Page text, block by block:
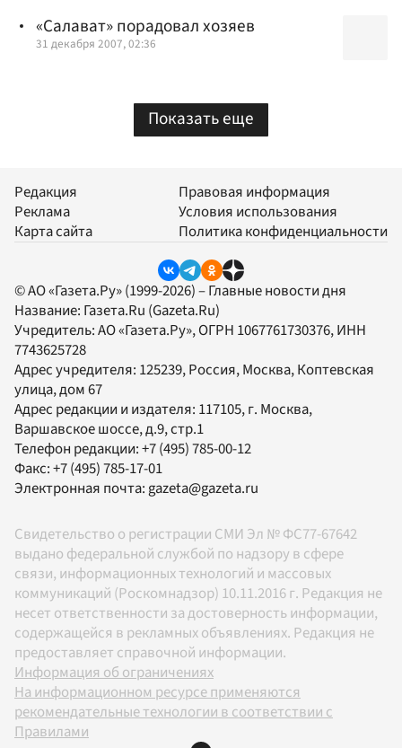
«Салават» порадовал хозяев
31 декабря 2007, 02:36
Показать еще
Редакция
Реклама
Карта сайта
Правовая информация
Условия использования
Политика конфиденциальности
© АО «Газета.Ру» (1999-2026) – Главные новости дня
Название: Газета.Ru (Gazeta.Ru)
Учредитель:АО «Газета.Ру», ОГРН 1067761730376, ИНН
7743625728
Адрес учредителя: 125239, Россия, Москва, Коптевская
улица, дом 67
Адрес редакции и издателя: 117105, г. Москва,
Варшавское шоссе, д.9, стр.1
Телефон редакции:+7 (495) 785-00-12
Факс:+7 (495) 785-17-01
Электронная почта:gazeta@gazeta.ru
Свидетельство о регистрации СМИ Эл № ФС77-67642
выдано федеральной службой по надзору в сфере
связи, информационных технологий и массовых
коммуникаций (Роскомнадзор) 10.11.2016 г. Редакция не
несет ответственности за достоверность информации,
содержащейся в рекламных объявлениях. Редакция не
предоставляет справочной информации.
Информация об ограничениях
На информационном ресурсе применяются
рекомендательные технологии в соответствии с
Правилами